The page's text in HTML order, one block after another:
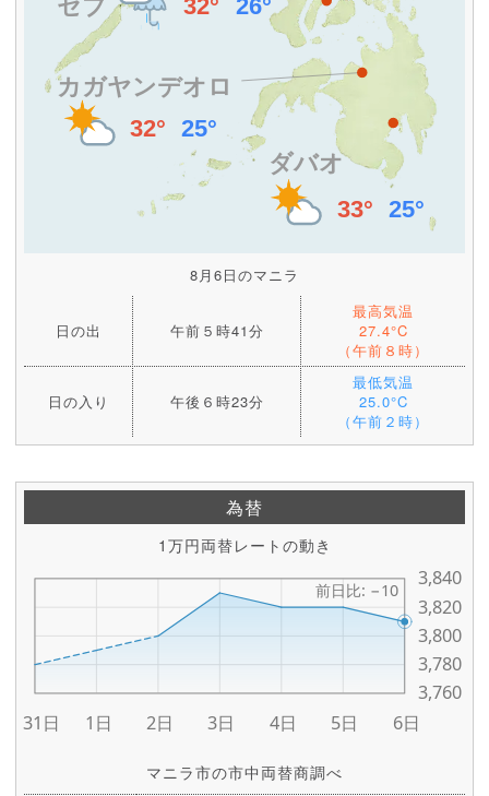
8月6日のマニラ
日の出 午前５時41分
最高気温
27.4°C
（午前８時）
日の入り 午後６時23分
最低気温
25.0°C
（午前２時）
為替
1万円両替レートの動き
マニラ市の市中両替商調べ